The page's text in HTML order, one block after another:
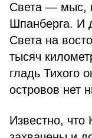
Света — мыс,
Шпанберга. И
Света на
тысяч
гладь Тихого
островов нет
Известно, что